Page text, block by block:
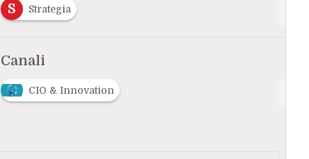
S
Strategia
Canali
CIO & Innovation